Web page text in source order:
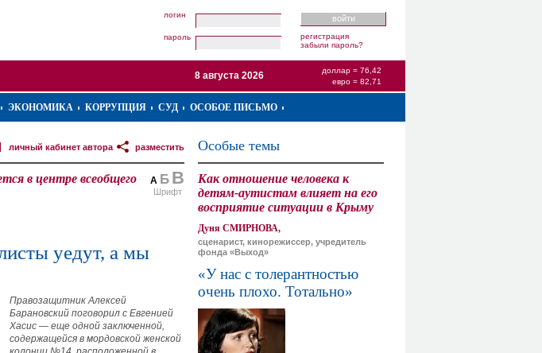
логин
пароль
регистрация
забыли пароль?
доллар = 76,42
евро = 82,71
8 августа 2026
ЭКОНОМИКА КОРРУПЦИЯ СУД ОСОБОЕ ПИСЬМО
разместить
личный кабинет автора
А Б В
Шрифт
в центре всеобщего
уедут, а мы
Правозащитник Алексей
Барановский поговорил с Евгенией
Хасис — еще одной заключенной,
содержащейся в мордовской женской
Особые темы
Как отношение человека к
детям-аутистам влияет на его
восприятие ситуации в Крыму
Дуня СМИРНОВА,
сценарист, кинорежиссер, учредитель
фонда «Выход»
«У нас с толерантностью
очень плохо. Тотально»